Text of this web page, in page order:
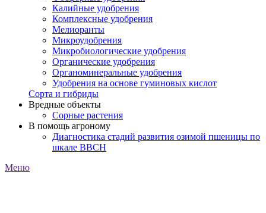
Калийные удобрения
Комплексные удобрения
Мелиоранты
Микроудобрения
Микробиологические удобрения
Органические удобрения
Органоминеральные удобрения
Удобрения на основе гуминовых кислот
Сорта и гибриды
Вредные объекты
Сорные растения
В помощь агроному
Диагностика стадий развития озимой пшеницы по
шкале ВВСН
Меню